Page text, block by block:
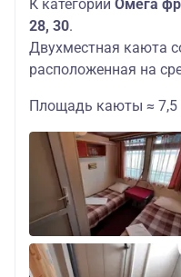
К категории Омега
28, 30.
Двухместная каюта
расположенная на
Площадь каюты ≈ 7,5